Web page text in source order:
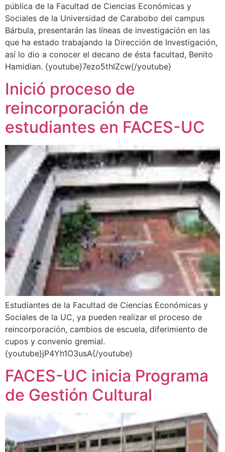
pública de la Facultad de Ciencias Económicas y
Sociales de la Universidad de Carabobo del campus
Bárbula, presentarán las líneas de investigación en las
que ha estado trabajando la Dirección de Investigación,
así lo dio a conocer el decano de ésta facultad, Benito
Hamidian. {youtube}7ezo5thIZcw{/youtube}
Inició proceso de
reincorporación de
estudiantes en FACES-UC
Estudiantes de la Facultad de Ciencias Económicas y
Sociales de la UC, ya pueden realizar el proceso de
reincorporación, cambios de escuela, diferimiento de
cupos y convenio gremial.
{youtube}jP4Yh1O3usA{/youtube}
FACES-UC inicia Programa
de Gestión Cultural